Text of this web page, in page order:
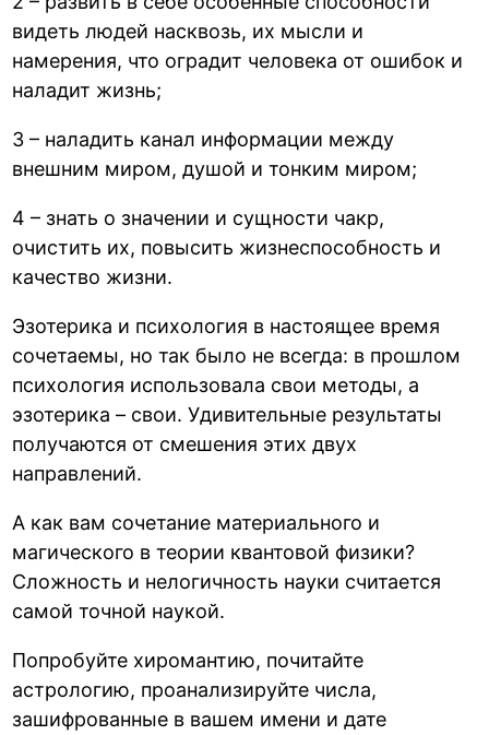
видеть людей насквозь, их мысли и
намерения, что оградит человека от ошибок и
наладит жизнь;
3 – наладить канал информации между
внешним миром, душой и тонким миром;
4 – знать о значении и сущности чакр,
очистить их, повысить жизнеспособность и
качество жизни.
Эзотерика и психология в настоящее время
сочетаемы, но так было не всегда: в прошлом
психология использовала свои методы, а
эзотерика – свои. Удивительные результаты
получаются от смешения этих двух
направлений.
А как вам сочетание материального и
магического в теории квантовой физики?
Сложность и нелогичность науки считается
самой точной наукой.
Попробуйте хиромантию, почитайте
астрологию, проанализируйте числа,
зашифрованные в вашем имени и дате